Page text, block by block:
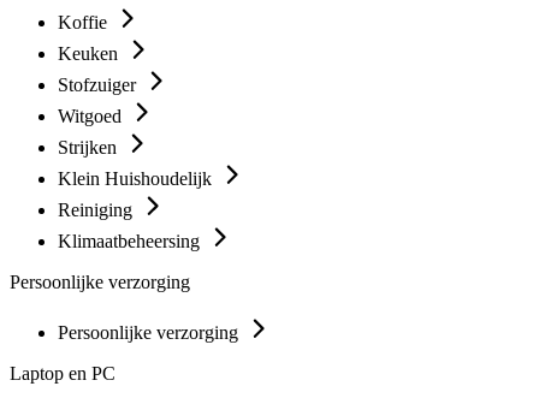
Koffie
Keuken
Stofzuiger
Witgoed
Strijken
Klein Huishoudelijk
Reiniging
Klimaatbeheersing
Persoonlijke verzorging
Persoonlijke verzorging
Laptop en PC